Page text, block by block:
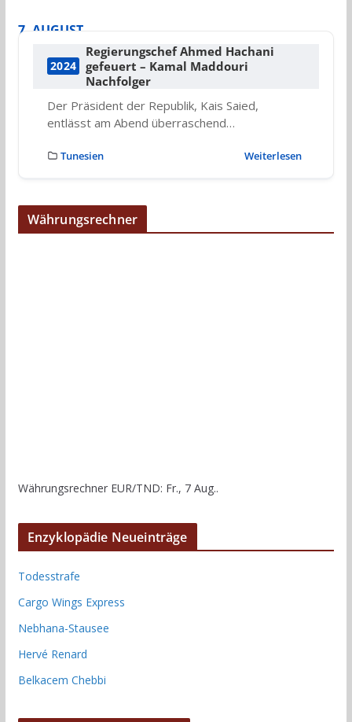
7. AUGUST
2024
Regierungschef Ahmed Hachani
gefeuert – Kamal Maddouri
Nachfolger
Der Präsident der Republik, Kais Saied,
entlässt am Abend überraschend…
Tunesien Weiterlesen
Währungsrechner
Währungsrechner EUR/TND: Fr., 7 Aug..
Enzyklopädie Neueinträge
Todesstrafe
Cargo Wings Express
Nebhana-Stausee
Hervé Renard
Belkacem Chebbi